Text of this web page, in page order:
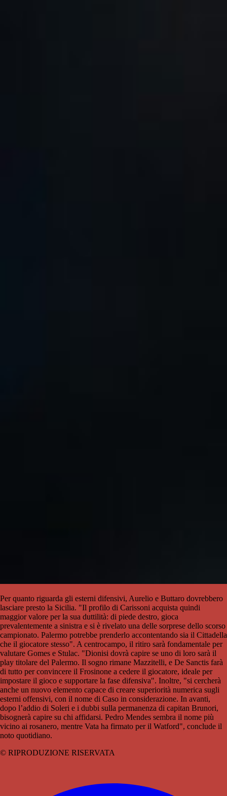
Per quanto riguarda gli esterni difensivi, Aurelio e Buttaro dovrebbero
lasciare presto la Sicilia. "Il profilo di Carissoni acquista quindi
maggior valore per la sua duttilità: di piede destro, gioca
prevalentemente a sinistra e si è rivelato una delle sorprese dello scorso
campionato. Palermo potrebbe prenderlo accontentando sia il Cittadella
che il giocatore stesso". A centrocampo, il ritiro sarà fondamentale per
valutare Gomes e Stulac. "Dionisi dovrà capire se uno di loro sarà il
play titolare del Palermo. Il sogno rimane Mazzitelli, e De Sanctis farà
di tutto per convincere il Frosinone a cedere il giocatore, ideale per
impostare il gioco e supportare la fase difensiva". Inoltre, "si cercherà
anche un nuovo elemento capace di creare superiorità numerica sugli
esterni offensivi, con il nome di Caso in considerazione. In avanti,
dopo l’addio di Soleri e i dubbi sulla permanenza di capitan Brunori,
bisognerà capire su chi affidarsi. Pedro Mendes sembra il nome più
vicino ai rosanero, mentre Vata ha firmato per il Watford", conclude il
noto quotidiano.
© RIPRODUZIONE RISERVATA